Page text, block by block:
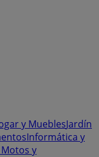
y MueblesJardín
Informática y
y